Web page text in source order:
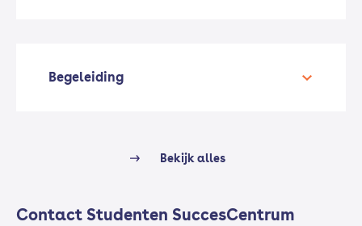
Begeleiding
Bekijk alles
Contact Studenten SuccesCentrum